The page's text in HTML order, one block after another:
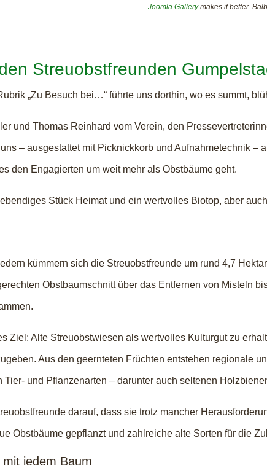
Joomla Gallerymakes it better.
Streuobstfreunden
„Zu Besuch bei…“ führte uns dorthin, wo es summt,
und Thomas Reinhard vom Verein, den
– ausgestattet mit Picknickkorb und Aufnahmetechnik
den Engagierten um weit mehr als Obstbäume geht.
Stück Heimat und ein wertvolles Biotop, aber
kümmern sich die Streuobstfreunde um rund 4,7
Obstbaumschnitt über das Entfernen von Misteln
Ziel: Alte Streuobstwiesen als wertvolles Kulturgut zu
Aus den geernteten Früchten entstehen regionale
Tier- und Pflanzenarten – darunter auch seltenen
darauf, dass sie trotz mancher
Obstbäume gepflanzt und zahlreiche alte Sorten für die
jedem Baum